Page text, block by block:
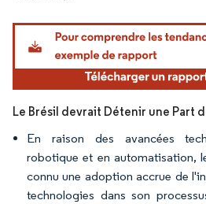
Image © Mordor Intelligence. La réutilisation
Le Brésil devrait Détenir une Part
En raison des avancées
robotique et en automatisation,
connu une adoption accrue de
technologies dans son